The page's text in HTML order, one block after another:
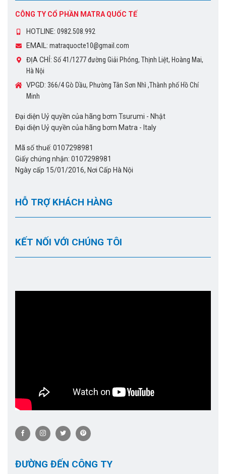
CÔNG TY CỔ PHẦN MATRA QUỐC TẾ
HOTLINE: 0982.508.992
EMAIL: matraquocte10@gmail.com
ĐỊA CHỈ: Số 41/1277 đường Giải Phóng, Thịnh Liệt, Hoàng Mai,
Hà Nội
VPGD: 366/4 Gò Dầu, Phường Tân Sơn Nhì ,Thành phố Hồ Chí
Minh
Đại diện Uỷ quyền của hãng bơm Tsurumi - Nhật
Đại diện Uỷ quyền của hãng bơm Matra - Italy
Mã số thuế: 0107298981
Giấy chứng nhận: 0107298981
Ngày cấp 15/01/2016, Nơi Cấp Hà Nội
HỖ TRỢ KHÁCH HÀNG
KẾT NỐI VỚI CHÚNG TÔI
ĐƯỜNG ĐẾN CÔNG TY